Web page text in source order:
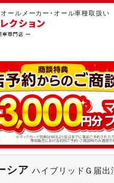
ールメーカー･オール車種取扱い
シアハイブリッドＧ届